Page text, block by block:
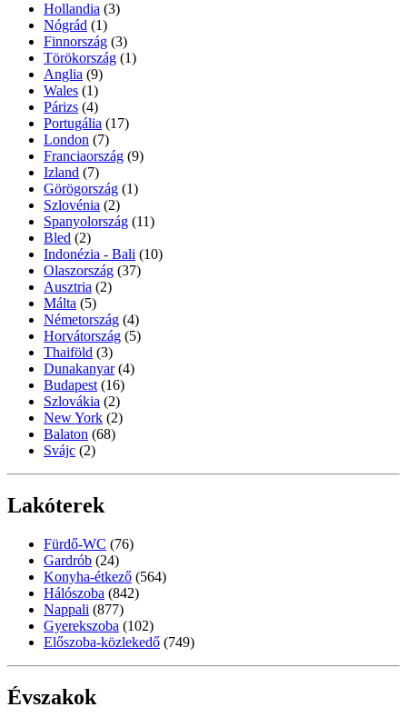
Hollandia (3)
Nógrád (1)
Finnország (3)
Törökország (1)
Anglia (9)
Wales (1)
Párizs (4)
Portugália (17)
London (7)
Franciaország (9)
Izland (7)
Görögország (1)
Szlovénia (2)
Spanyolország (11)
Bled (2)
Indonézia - Bali (10)
Olaszország (37)
Ausztria (2)
Málta (5)
Németország (4)
Horvátország (5)
Thaiföld (3)
Dunakanyar (4)
Budapest (16)
Szlovákia (2)
New York (2)
Balaton (68)
Svájc (2)
Lakóterek
Fürdő-WC (76)
Gardrób (24)
Konyha-étkező (564)
Hálószoba (842)
Nappali (877)
Gyerekszoba (102)
Előszoba-közlekedő (749)
Évszakok